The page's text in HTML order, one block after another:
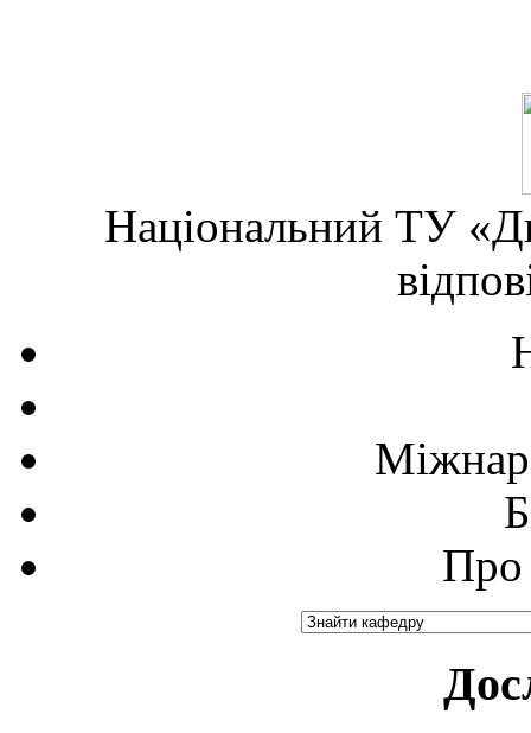
Національний ТУ
Про